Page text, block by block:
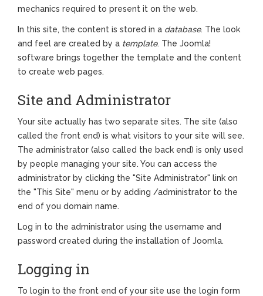
mechanics required to present it on the web.
In this site, the content is stored in a database. The look
and feel are created by a template. The Joomla!
software brings together the template and the content
to create web pages.
Site and Administrator
Your site actually has two separate sites. The site (also
called the front end) is what visitors to your site will see.
The administrator (also called the back end) is only used
by people managing your site. You can access the
administrator by clicking the "Site Administrator" link on
the "This Site" menu or by adding /administrator to the
end of you domain name.
Log in to the administrator using the username and
password created during the installation of Joomla.
Logging in
To login to the front end of your site use the login form